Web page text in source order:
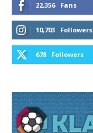
22,356 Fans
10,703 Followers
678 Followers